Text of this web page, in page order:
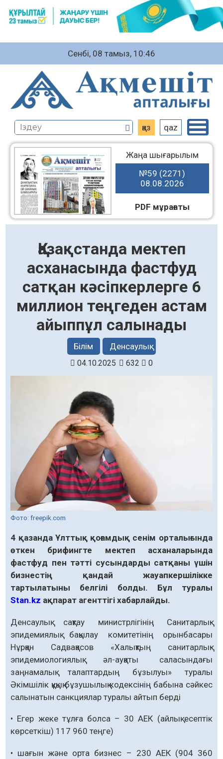
Сенбі, 08 тамыз, 10:46
қаз qaz
Жаңа шығарылым
№59 (2271)
08.08.2026
PDF мұрағаты
Қазақстанда мектеп
асханасында фастфуд
сатқан кәсіпкерлерге 6
миллион теңгеден астам
айыппұл салынады
Білім Денсаулық
04.10.2025 632 0
Фото: freepik.com
4 қазанда Ұлттық қоғамдық сенім орталығында
өткен брифингте мектеп асханаларында
фастфуд пен тәтті сусындарды сатқаны үшін
бизнестің қандай жауапкершілікке
тартылатыны белгілі болды. Бұл туралы
Stan.kz ақпарат агенттігі хабарлайды.
Денсаулық сақтау министрлігінің Санитарлық-
эпидемиялық бақылау комитетінің орынбасары
Нұрқан Садвақасов «Халықтың санитарлық-
эпидемиологиялық әл-ауқаты саласындағы
заңнамалық талаптардың бұзылуы» туралы
Әкімшілік құқық бұзушылық кодексінің бабына сәйкес
салынатын санкциялар туралы айтып берді
• Егер жеке тұлға болса – 30 АЕК (айлық есептік
көрсеткіш) 117 960 теңге)
• шағын және орта бизнес – 230 АЕК (904 360